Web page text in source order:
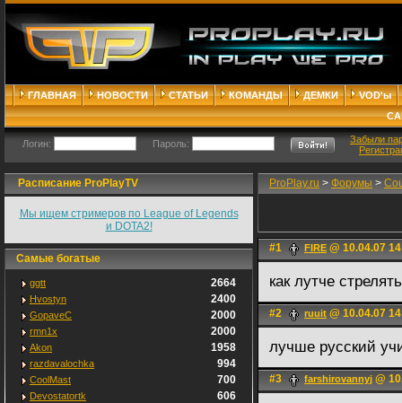
ГЛАВНАЯ НОВОСТИ СТАТЬИ КОМАНДЫ ДЕМКИ
VOD'ы
Логин: Пароль:
Забыли
Расписание ProPlayTV
Мы ищем стримеров по League of Legends
и DOTA2!
Самые богатые
ggtt 2664
Hvostyn 2400
GopaveC 2000
rmn1x 2000
Akon 1958
razdavalochka 994
CoolMast 700
Devostatortk 606
ProPlay.ru > Форумы >
#1 FIRE @ 10.04.07
как лутче
#2 ruuit @ 10.04.07
лучше русский
#3 farshirovannyj @